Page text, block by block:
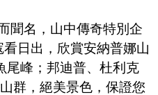
聞名，山中傳奇特別企
看日出，欣賞安納普娜山
尾峰；邦迪普、杜利克
群，絕美景色，保證您